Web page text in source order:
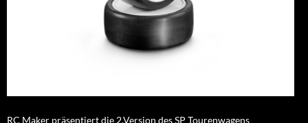
RC Maker präsentiert die 2.Version des SP Tourenwagens